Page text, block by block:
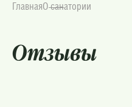
ГлавнаяО санатории
Отзывы